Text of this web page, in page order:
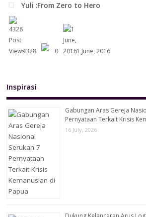
Yuli :From Zero to Hero
4328 0 1 June, 2016
Inspirasi
Gabungan Aras Gereja
Pernyataan Terkait Krisis
16 July, 2026